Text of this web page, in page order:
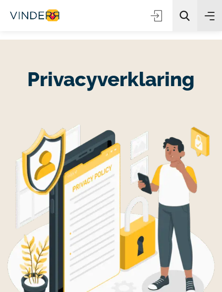
Zoeken
Privacyverklaring